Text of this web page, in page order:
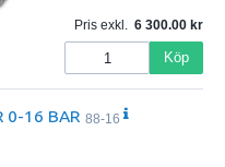
Pris exkl. 6 300.00
Köp
0-16 BAR 88-16